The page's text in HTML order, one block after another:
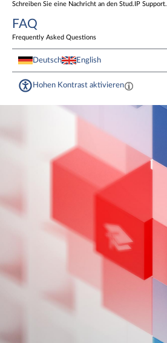
Schreiben Sie eine Nachricht an den Stud.IP Support.
FAQ
Frequently Asked Questions
Deutsch English
Hohen Kontrast aktivieren